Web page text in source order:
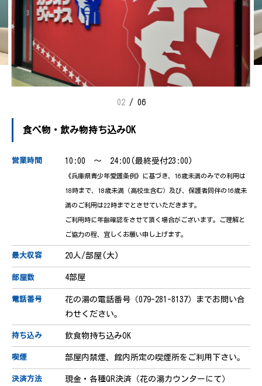
02/ 06
食べ物・飲み物持ち込みOK
営業時間 10:00 ～ 24:00(最終受付23:00)
《兵庫県青少年愛護条例》に基づき、16歳未満のみでの利用は
18時まで、18歳未満（高校生含む）及び、保護者同伴の16歳未
満のご利用は22時までとさせていただきます。
ご利用時に年齢確認をさせて頂く場合がございます。ご理解と
ご協力の程、宜しくお願い申し上げます。
最大収容 20人/部屋(大)
部屋数 4部屋
電話番号
花の湯の電話番号（079-281-8137）までお問い合
わせください。
持ち込み 飲食物持ち込みOK
喫煙 部屋内禁煙、館内所定の喫煙所をご利用下さい。
決済方法 現金・各種QR決済（花の湯カウンターにて）